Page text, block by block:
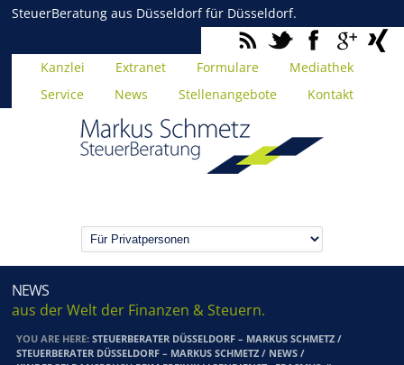
SteuerBeratung aus Düsseldorf für Düsseldorf.
Kanzlei Extranet Formulare
Mediathek
Service
News Stellenangebote Kontakt
NEWS
aus der Welt der Finanzen & Steuern.
YOU ARE HERE:STEUERBERATER DÜSSELDORF – MARKUS SCHMETZ /
STEUERBERATER DÜSSELDORF – MARKUS SCHMETZ / NEWS /